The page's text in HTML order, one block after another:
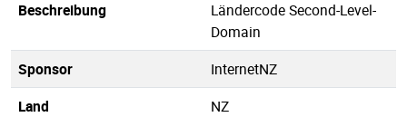
Beschreibung
Ländercode Second-Level-
Domain
Sponsor
InternetNZ
Land
NZ